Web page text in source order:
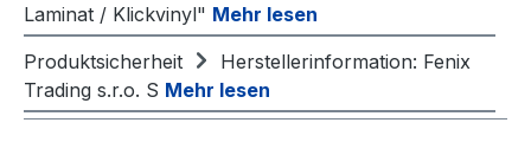
Laminat / Klickvinyl" Mehr lesen
Produktsicherheit
Herstellerinformation: Fenix
Trading s.r.o. S Mehr lesen